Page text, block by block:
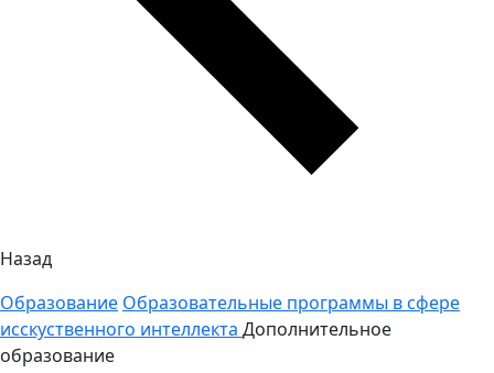
Назад
Образование Образовательные программы в сфере
исскуственного интеллекта Дополнительное
образование